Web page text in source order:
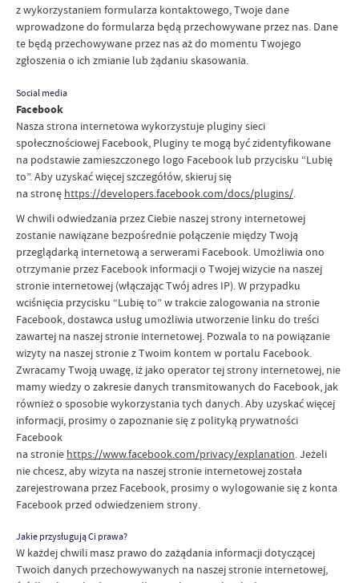
z wykorzystaniem formularza kontaktowego, Twoje dane
wprowadzone do formularza będą przechowywane przez nas. Dane
te będą przechowywane przez nas aż do momentu Twojego
zgłoszenia o ich zmianie lub żądaniu skasowania.
Social media
Facebook
Nasza strona internetowa wykorzystuje pluginy sieci
społecznościowej Facebook, Pluginy te mogą być zidentyfikowane
na podstawie zamieszczonego logo Facebook lub przycisku “Lubię
to”. Aby uzyskać więcej szczegółów, skieruj się
na stronę https://developers.facebook.com/docs/plugins/.
W chwili odwiedzania przez Ciebie naszej strony internetowej
zostanie nawiązane bezpośrednie połączenie między Twoją
przeglądarką internetową a serwerami Facebook. Umożliwia ono
otrzymanie przez Facebook informacji o Twojej wizycie na naszej
stronie internetowej (włączając Twój adres IP). W przypadku
wciśnięcia przycisku “Lubię to” w trakcie zalogowania na stronie
Facebook, dostawca usług umożliwia utworzenie linku do treści
zawartej na naszej stronie internetowej. Pozwala to na powiązanie
wizyty na naszej stronie z Twoim kontem w portalu Facebook.
Zwracamy Twoją uwagę, iż jako operator tej strony internetowej, nie
mamy wiedzy o zakresie danych transmitowanych do Facebook, jak
również o sposobie wykorzystania tych danych. Aby uzyskać więcej
informacji, prosimy o zapoznanie się z polityką prywatności
Facebook
na stronie https://www.facebook.com/privacy/explanation. Jeżeli
nie chcesz, aby wizyta na naszej stronie internetowej została
zarejestrowana przez Facebook, prosimy o wylogowanie się z konta
Facebook przed odwiedzeniem strony.
Jakie przysługują Ci prawa?
W każdej chwili masz prawo do zażądania informacji dotyczącej
Twoich danych przechowywanych na naszej stronie internetowej,